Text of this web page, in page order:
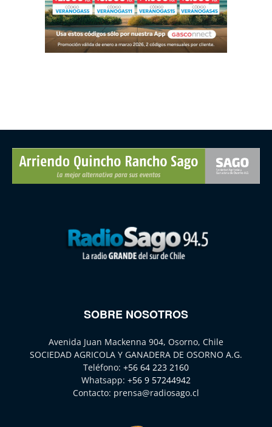
SOBRE NOSOTROS
Avenida Juan Mackenna 904, Osorno, Chile
SOCIEDAD AGRICOLA Y GANADERA DE OSORNO A.G.
Teléfono: +56 64 223 2160
Whatsapp: +56 9 57244942
Contacto: prensa@radiosago.cl